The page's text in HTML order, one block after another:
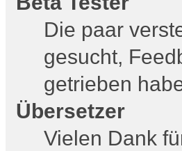
Die paar
gesucht,
getrieben
Übersetzer
Vielen Dank